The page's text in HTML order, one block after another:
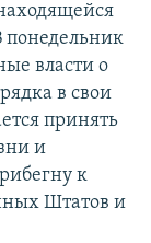
понедельник
власти о
в свои
принять
и
к
Штатов и